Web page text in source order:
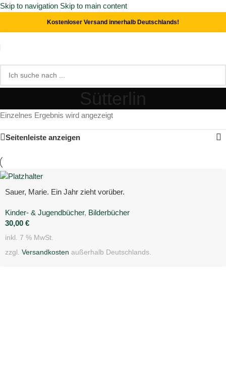
Skip to navigation Skip to main content
Kostenloser Versand innerhalb Deutschlands!
Sütterlin
Einzelnes Ergebnis wird angezeigt
Seitenleiste anzeigen
Sauer, Marie. Ein Jahr zieht vorüber.
Kinder- & Jugendbücher, Bilderbücher
30,00 €
inkl. 7 % MwSt.
zzgl. Versandkosten außerhalb Deutschlands.